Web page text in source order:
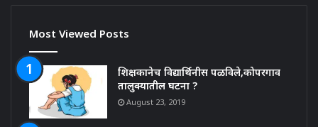
Most Viewed Posts
शिक्षकानेच विद्यार्थिनीस पळविले,कोपरगाव
तालुक्यातील घटना ?
August 23, 2019